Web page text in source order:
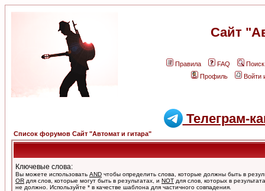
Сайт
Правила FAQ
Поиск
Профиль
Войти
Телеграм-
Список форумов Сайт "Автомат и гитара"
Ключевые слова:
Вы можете использовать AND чтобы определить слова, которые должны быть в
OR для слов, которые могут быть в результатах, и NOT для слов, которых в
не должно. Используйте * в качестве шаблона для частичного совпадения.